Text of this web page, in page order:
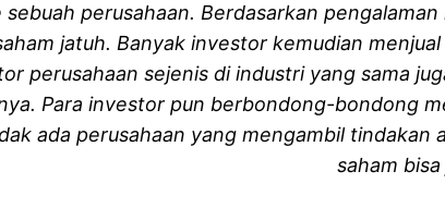
sebuah perusahaan. Berdasarkan
jatuh. Banyak investor kemudian
perusahaan sejenis di industri yang sama
Para investor pun berbondong-bondong
ada perusahaan yang mengambil
saham bisa